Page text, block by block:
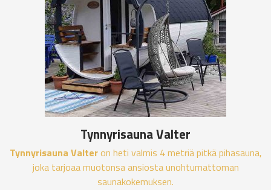
Tynnyrisauna Valter
Tynnyrisauna Valteron heti valmis 4 metriä pitkä pihasauna,
joka tarjoaa muotonsa ansiosta unohtumattoman
saunakokemuksen.